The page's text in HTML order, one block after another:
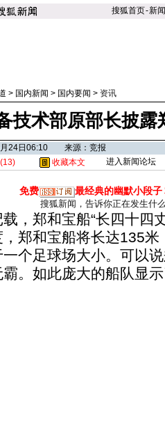
搜狐首页-新闻
> 国内新闻 > 国内要闻 > 资讯
技术部原部长披露
月24日06:10 来源：竞报
13) 收藏本文 进入新闻论坛
免费 最经典的幽默小段子
搜狐新闻，告诉你正在发生什
郑和宝船“长四十四
郑和宝船将长达135
个足球场大小。可以
。如此庞大的船队显